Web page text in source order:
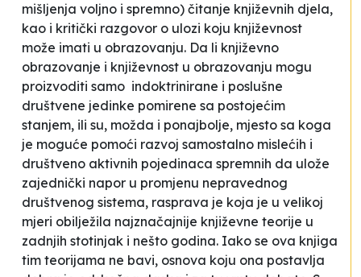
mišljenja voljno i spremno) čitanje književnih djela,
kao i kritički razgovor o ulozi koju književnost
može imati u obrazovanju. Da li književno
obrazovanje i književnost u obrazovanju mogu
proizvoditi samo indoktrinirane i poslušne
društvene jedinke pomirene sa postojećim
stanjem, ili su, možda i ponajbolje, mjesto sa koga
je moguće pomoći razvoj samostalno mislećih i
društveno aktivnih pojedinaca spremnih da ulože
zajednički napor u promjenu nepravednog
društvenog sistema, rasprava je koja je u velikoj
mjeri obilježila najznačajnije književne teorije u
zadnjih stotinjak i nešto godina. Iako se ova knjiga
tim teorijama ne bavi, osnova koju ona postavlja